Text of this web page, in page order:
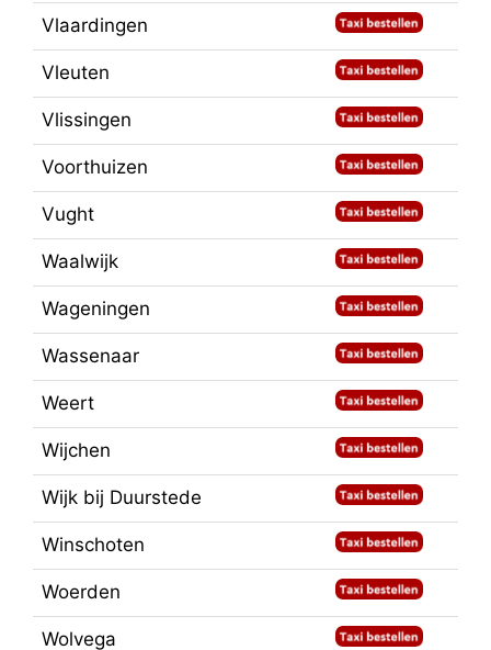
Vlaardingen
Vleuten
Vlissingen
Voorthuizen
Vught
Waalwijk
Wageningen
Wassenaar
Weert
Wijchen
Wijk bij Duurstede
Winschoten
Woerden
Wolvega